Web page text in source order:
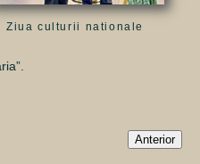
Ziua culturii nationale
Anterior